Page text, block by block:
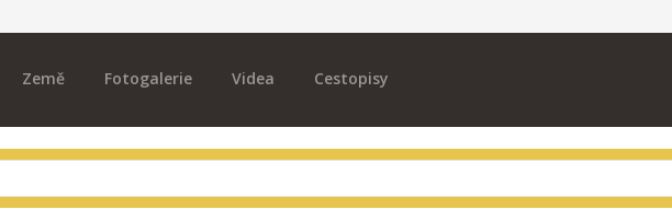
Země Fotogalerie Videa Cestopisy